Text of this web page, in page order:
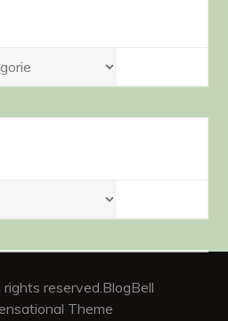
reserved.BlogBell
Theme